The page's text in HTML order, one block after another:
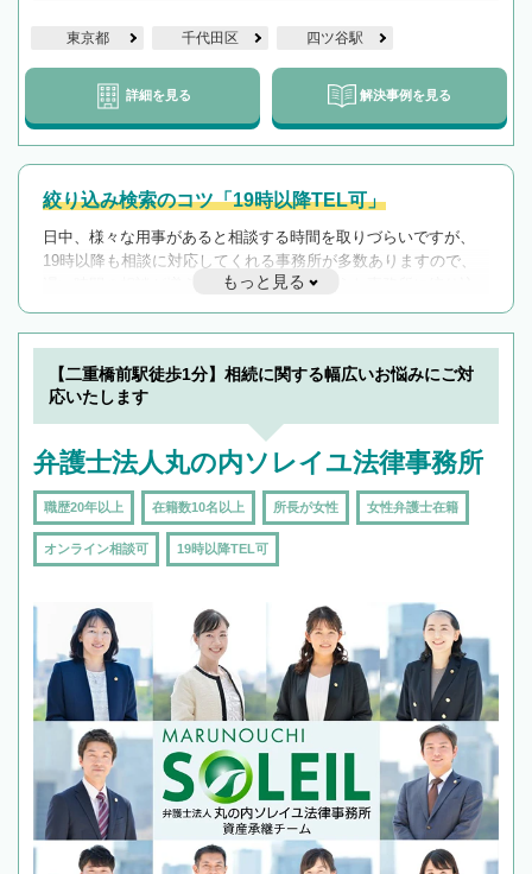
東京都 千代田区 四ツ谷駅
詳細を見る 解決事例を見る
絞り込み検索のコツ「19時以降TEL可」
日中、様々な用事があると相談する時間を取りづらいですが、
19時以降も相談に対応してくれる事務所が多数ありますので、
遅い時間の相談が増えそうな場合はそのような事務所に絞り込
んで検索してみましょう。
19時以降TEL可の条件
を加えて再検索
もっと見る
【二重橋前駅徒歩1分】相続に関する幅広いお悩みにご対
応いたします
弁護士法人丸の内ソレイユ法律事務所
職歴20年以上 在籍数10名以上 所長が女性 女性弁護士在籍
オンライン相談可 19時以降TEL可